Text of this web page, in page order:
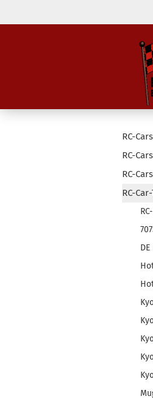
RC-
RC-
RC-
RC-